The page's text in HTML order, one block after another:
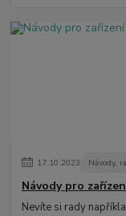
17.10.2023 Návody,
Návody pro
Nevíte si rady